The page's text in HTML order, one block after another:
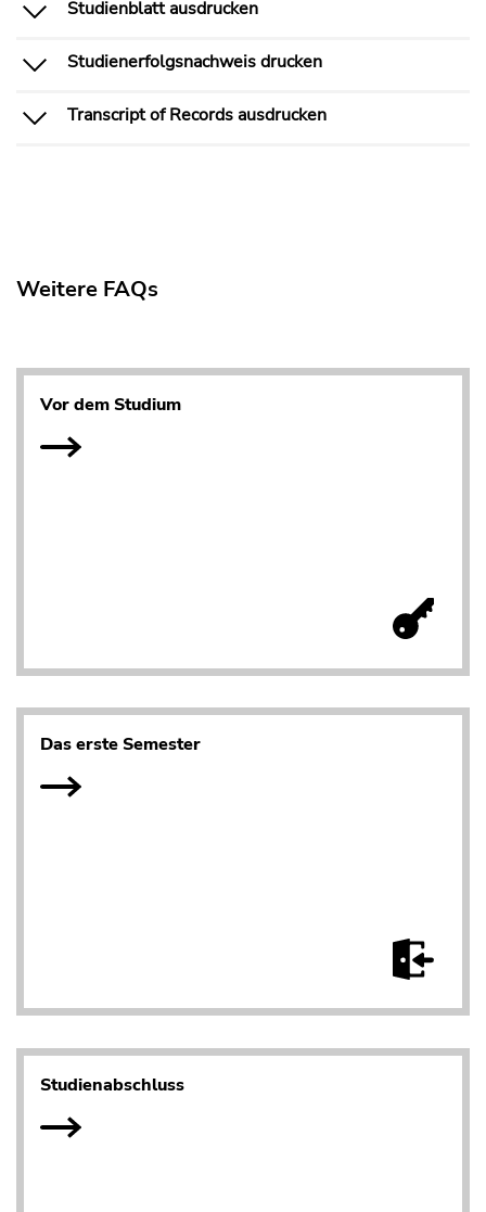
Studienblatt ausdrucken
Studienerfolgsnachweis drucken
Transcript of Records ausdrucken
Weitere FAQs
Vor dem Studium
Das erste Semester
Studienabschluss